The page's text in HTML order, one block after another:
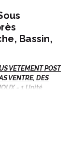
Bassin,
VETEMENT POST
VENTRE, DES
- 1 Unité